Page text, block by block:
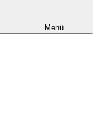
Menü